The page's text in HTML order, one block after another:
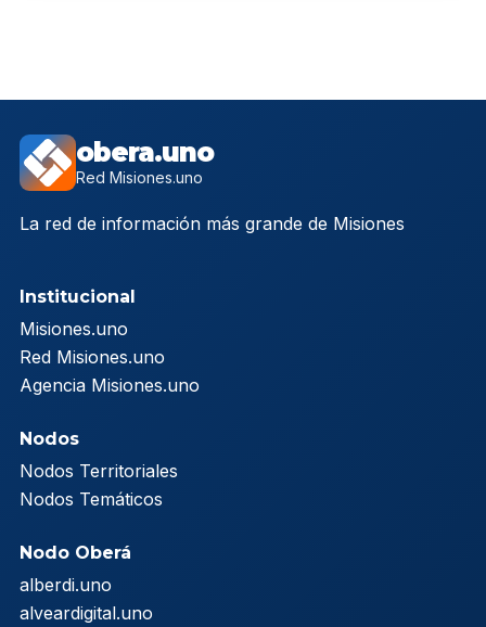
obera.uno
Red Misiones.uno
La red de información más grande de Misiones
Institucional
Misiones.uno
Red Misiones.uno
Agencia Misiones.uno
Nodos
Nodos Territoriales
Nodos Temáticos
Nodo Oberá
alberdi.uno
alveardigital.uno